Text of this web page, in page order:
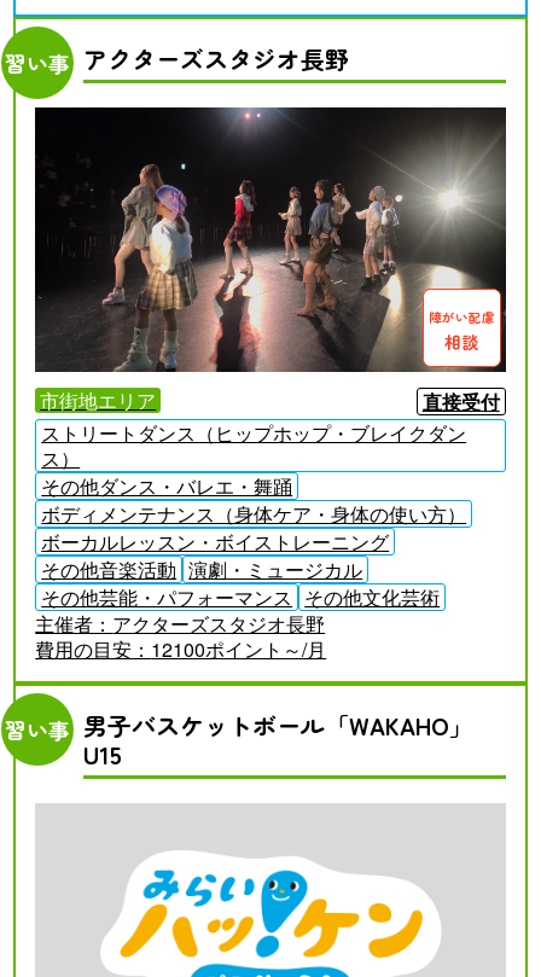
習い事 アクターズスタジオ長野
障がい配慮
相談
市街地エリア
直接受付
ストリートダンス（ヒップホップ・ブレイクダン
ス）
その他ダンス・バレエ・舞踊
ボディメンテナンス（身体ケア・身体の使い方）
ボーカルレッスン・ボイストレーニング
その他音楽活動 演劇・ミュージカル
その他芸能・パフォーマンス その他文化芸術
主催者： アクターズスタジオ長野
費用の目安： 12100ポイント～/月
習い事 男子バスケットボール「WAKAHO」
U15